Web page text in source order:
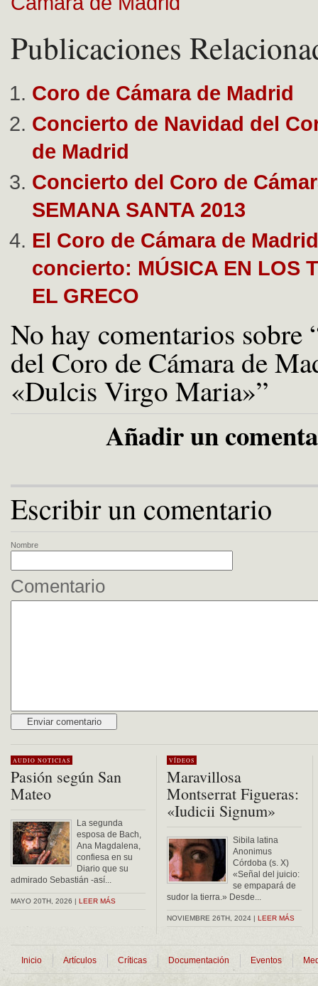
Publicaciones
Coro de Cámara de Madrid
Concierto de Navidad del
de Madrid
Concierto del Coro de
SEMANA SANTA 2013
El Coro de Cámara de
concierto: MÚSICA EN LOS
EL GRECO
No hay comentarios sobre
del Coro de Cámara de
«Dulcis Virgo Maria»”
Añadir un
Escribir un comentario
Nombre
Comentario
AUDIO NOTICIAS
Pasión según San
Mateo
La segunda
esposa de Bach,
Ana Magdalena,
confiesa en su
Diario que su
admirado Sebastián -así...
MAYO 20TH, 2026 | LEER MÁS
VÍDEOS
Maravillosa
Montserrat Figueras:
«Iudicii Signum»
Sibila latina
Anonimus
Córdoba (s. X)
«Señal del juicio:
se empapará de
sudor la tierra.» Desde...
NOVIEMBRE 26TH, 2024 | LEER MÁS
Inicio Artículos Críticas Documentación Eventos